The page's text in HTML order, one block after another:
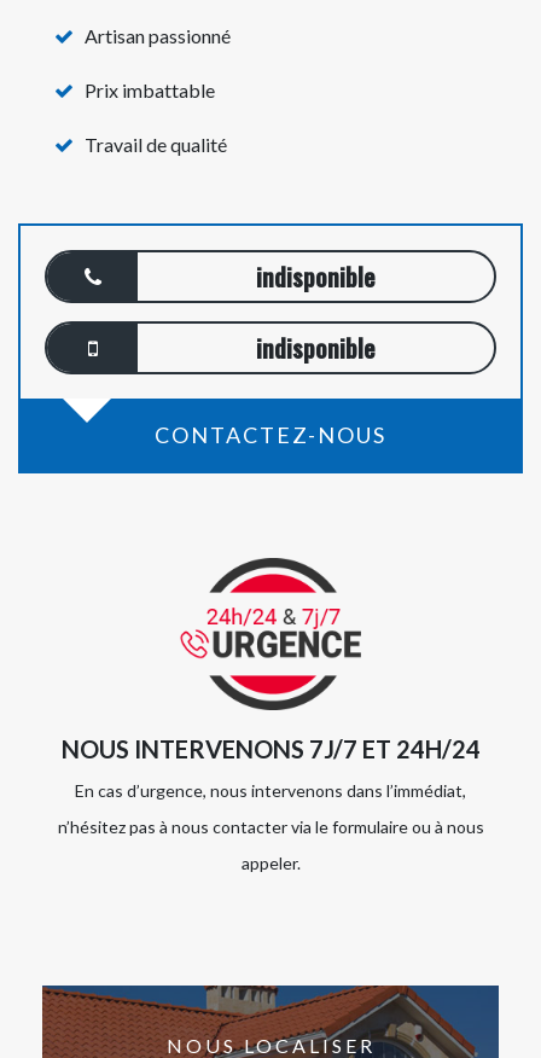
Artisan passionné
Prix imbattable
Travail de qualité
indisponible
indisponible
CONTACTEZ-NOUS
NOUS INTERVENONS 7J/7 ET 24H/24
En cas d’urgence, nous intervenons dans l’immédiat,
n’hésitez pas à nous contacter via le formulaire ou à nous
appeler.
NOUS LOCALISER